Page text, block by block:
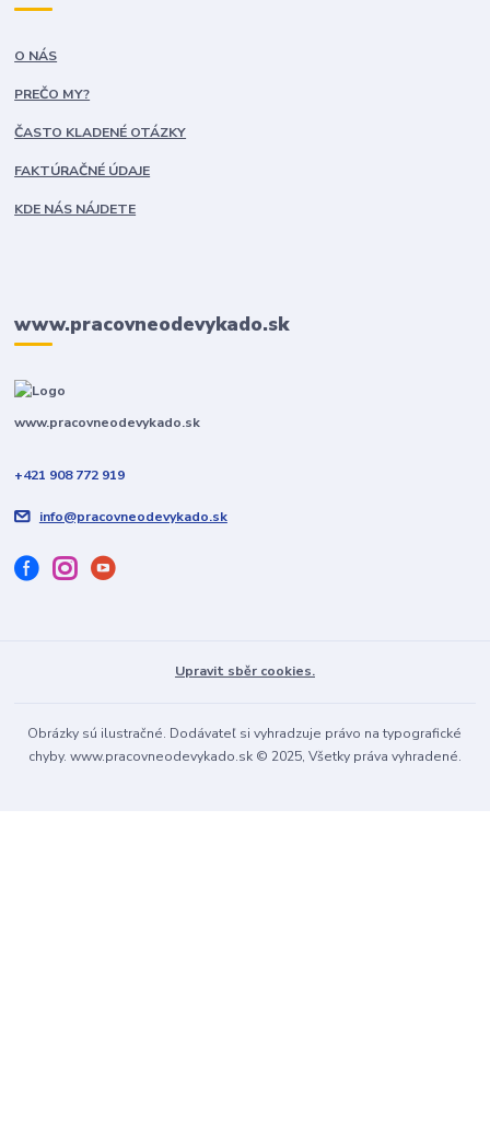
O NÁS
PREČO MY?
ČASTO KLADENÉ OTÁZKY
FAKTÚRAČNÉ ÚDAJE
KDE NÁS NÁJDETE
www.pracovneodevykado.sk
www.pracovneodevykado.sk
+421 908 772 919
info@pracovneodevykado.sk
Upravit sběr cookies.
Obrázky sú ilustračné. Dodávateľ si vyhradzuje právo na typografické
chyby. www.pracovneodevykado.sk © 2025, Všetky práva vyhradené.